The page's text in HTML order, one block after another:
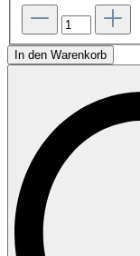
In den Warenkorb